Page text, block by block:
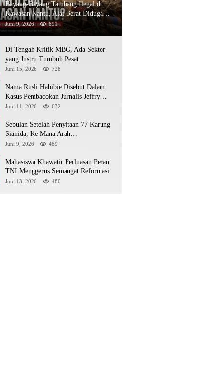
Bayang-Bayang Tambang Ilegal di
Kawasan Nantu, Alat Berat Diduga
Kembali Menembus Hutan Sapa
Juni 9, 2026 891
Di Tengah Kritik MBG, Ada Sektor
yang Justru Tumbuh Pesat
Juni 15, 2026 728
Nama Rusli Habibie Disebut Dalam
Kasus Pembacokan Jurnalis Jeffry
Rumampuk
Juni 11, 2026 632
Sebulan Setelah Penyitaan 77 Karung
Sianida, Ke Mana Arah
Penyidikannya?
Juni 9, 2026 489
Mahasiswa Khawatir Perluasan Peran
TNI Menggerus Semangat Reformasi
Juni 13, 2026 480